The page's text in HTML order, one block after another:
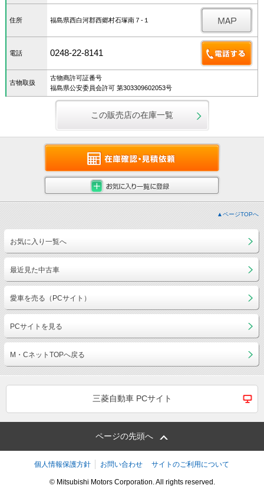
住所 福島県西白河郡西郷村石塚南７‐１
電話 0248-22-8141
古物取扱
古物商許可証番号
福島県公安委員会許可 第303309602053号
この販売店の在庫一覧
▲ページTOPへ
お気に入り一覧へ
最近見た中古車
愛車を売る（PCサイト）
PCサイトを見る
M・CネットTOPへ戻る
三菱自動車 PCサイト
ページの先頭へ
個人情報保護方針 お問い合わせ サイトのご利用について
© Mitsubishi Motors Corporation. All rights reserved.